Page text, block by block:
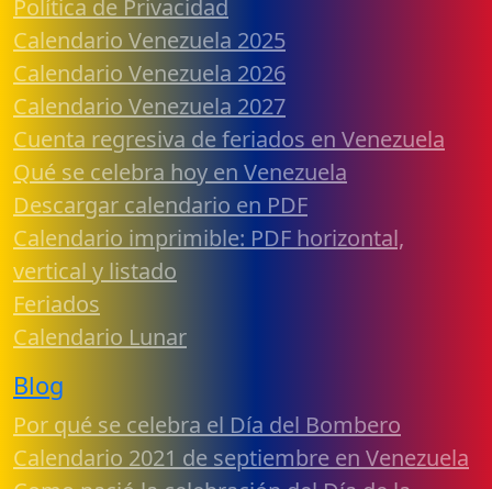
Política de Privacidad
Calendario Venezuela 2025
Calendario Venezuela 2026
Calendario Venezuela 2027
Cuenta regresiva de feriados en Venezuela
Qué se celebra hoy en Venezuela
Descargar calendario en PDF
Calendario imprimible: PDF horizontal,
vertical y listado
Feriados
Calendario Lunar
Blog
Por qué se celebra el Día del Bombero
Calendario 2021 de septiembre en Venezuela